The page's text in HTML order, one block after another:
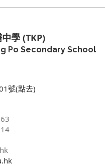
學 (TKP)
Po Secondary School
號(點去)